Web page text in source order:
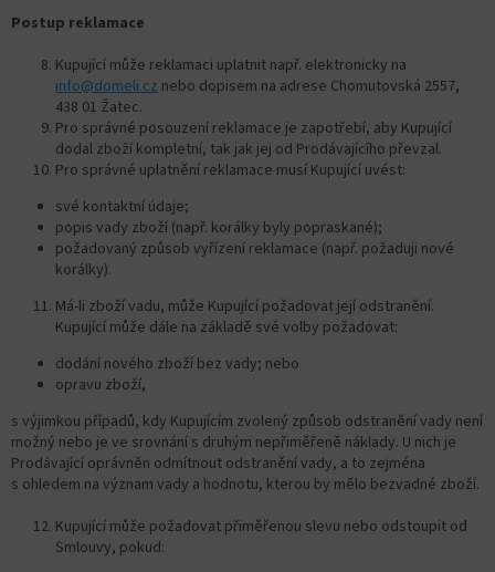
Postup reklamace
Kupující může reklamaci uplatnit např. elektronicky na
info@domeli.cz nebo dopisem na adrese Chomutovská 2557,
438 01 Žatec.
Pro správné posouzení reklamace je zapotřebí, aby Kupující
dodal zboží kompletní, tak jak jej od Prodávajícího převzal.
Pro správné uplatnění reklamace musí Kupující uvést:
své kontaktní údaje;
popis vady zboží (např. korálky byly popraskané);
požadovaný způsob vyřízení reklamace (např. požaduji nové
korálky).
Má-li zboží vadu, může Kupující požadovat její odstranění.
Kupující může dále na základě své volby požadovat:
dodání nového zboží bez vady; nebo
opravu zboží,
s výjimkou případů, kdy Kupujícím zvolený způsob odstranění vady není
možný nebo je ve srovnání s druhým nepřiměřeně náklady. U nich je
Prodávající oprávněn odmítnout odstranění vady, a to zejména
s ohledem na význam vady a hodnotu, kterou by mělo bezvadné zboží.
Kupující může požadovat přiměřenou slevu nebo odstoupit od
Smlouvy, pokud: